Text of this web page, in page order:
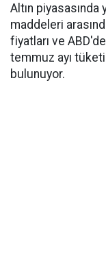
Altın
maddeleri
fiyatları ve
temmuz ayı
bulunuyor.